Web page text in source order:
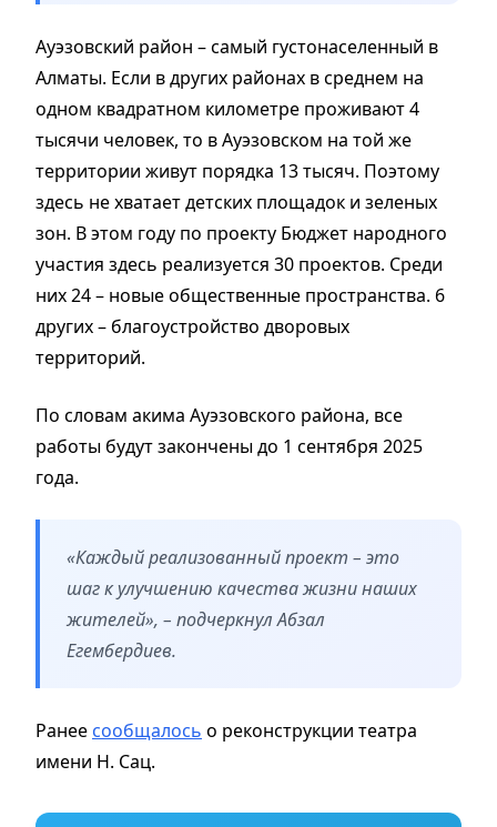
Ауэзовский район – самый густонаселенный в
Алматы. Если в других районах в среднем на
одном квадратном километре проживают 4
тысячи человек, то в Ауэзовском на той же
территории живут порядка 13 тысяч. Поэтому
здесь не хватает детских площадок и зеленых
зон. В этом году по проекту Бюджет народного
участия здесь реализуется 30 проектов. Среди
них 24 – новые общественные пространства. 6
других – благоустройство дворовых
территорий.
По словам акима Ауэзовского района, все
работы будут закончены до 1 сентября 2025
года.
«Каждый реализованный проект – это
шаг к улучшению качества жизни наших
жителей», – подчеркнул Абзал
Егембердиев.
Ранее сообщалось о реконструкции театра
имени Н. Сац.